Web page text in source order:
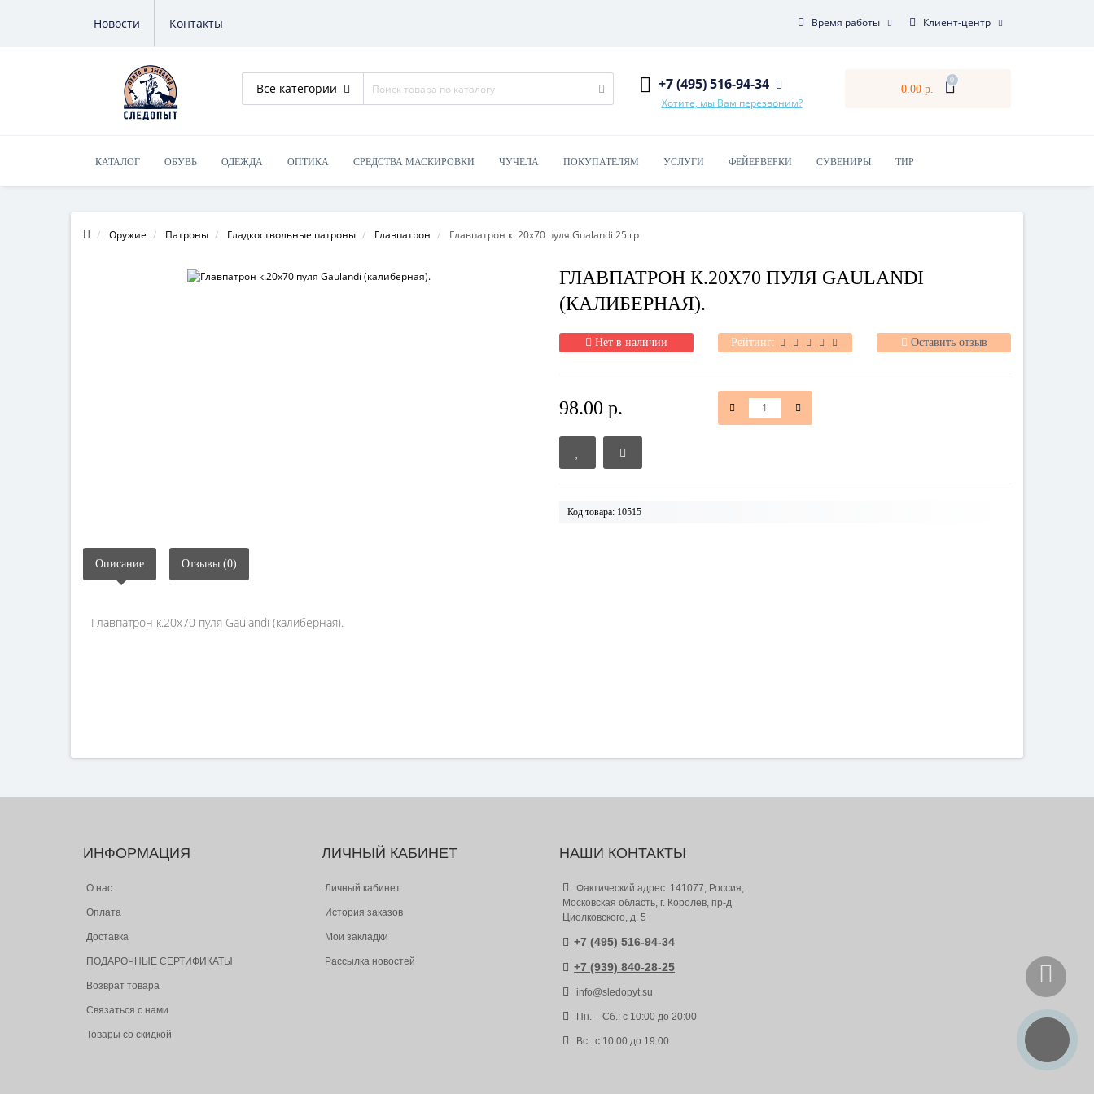
Новости Контакты Время работы Клиент-центр
Все категории +7 (495) 516-94-34
Хотите, мы Вам перезвоним?
0.00 р.
0
КАТАЛОГ ОБУВЬ ОДЕЖДА ОПТИКА СРЕДСТВА МАСКИРОВКИ ЧУЧЕЛА ПОКУПАТЕЛЯМ УСЛУГИ ФЕЙЕРВЕРКИ СУВЕНИРЫ ТИР
ОБУЧЕНИЕ НА ОРУЖИЕ
Оружие Патроны Гладкоствольные патроны Главпатрон Главпатрон к. 20х70 пуля Gualandi 25 гр
ГЛАВПАТРОН К.20Х70 ПУЛЯ GAULANDI
(КАЛИБЕРНАЯ).
Нет в наличии Рейтинг: Оставить отзыв
98.00 р.
Код товара: 10515
Описание Отзывы (0)
Главпатрон к.20х70 пуля Gaulandi (калиберная).
ИНФОРМАЦИЯ
О нас
Оплата
Доставка
ПОДАРОЧНЫЕ СЕРТИФИКАТЫ
Возврат товара
Связаться с нами
Товары со скидкой
ЛИЧНЫЙ КАБИНЕТ
Личный кабинет
История заказов
Мои закладки
Рассылка новостей
НАШИ КОНТАКТЫ
Фактический адрес: 141077, Россия,
Московская область, г. Королев, пр-д
Циолковского, д. 5
+7 (495) 516-94-34
+7 (939) 840-28-25
info@sledopyt.su
Пн. – Сб.: с 10:00 до 20:00
Вс.: с 10:00 до 19:00